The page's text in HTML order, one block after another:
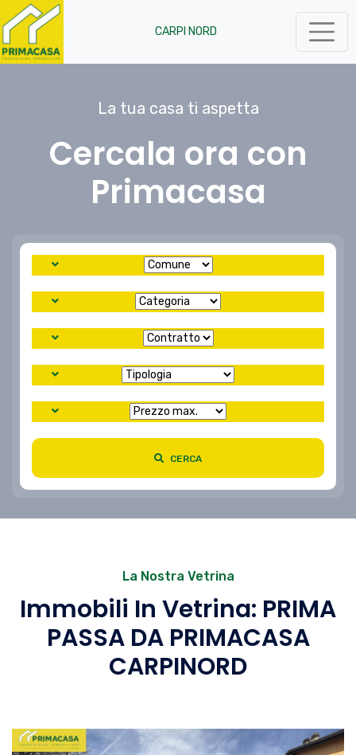
CARPI NORD
La tua casa ti aspetta
Cercala ora con
Primacasa
CERCA
La Nostra Vetrina
Immobili In Vetrina: PRIMA
PASSA DA PRIMACASA
CARPINORD